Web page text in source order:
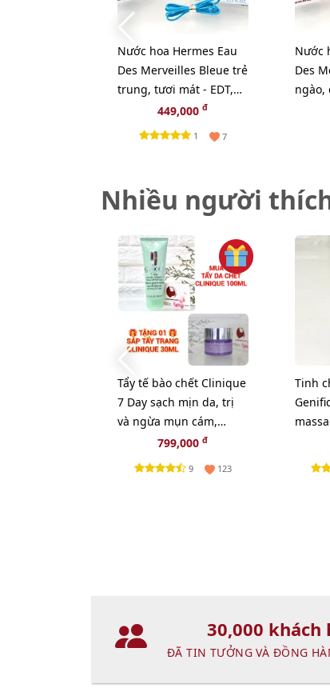
Nước hoa Hermes Eau
Des Merveilles Bleue trẻ
trung, tươi mát - EDT,
449,000đ
1 7
Nước
Des
ngào,
Nhiều người
Tẩy tế bào chết Clinique
7 Day sạch mịn da, trị
và ngừa mụn cám,
100ml - TẶNG 1 SÁP TẨY
TRANG CLINIQUE
799,000đ
9 123
Tinh
mắt,
30,000 khách
ĐÃ TIN TƯỞNG VÀ ĐỒNG